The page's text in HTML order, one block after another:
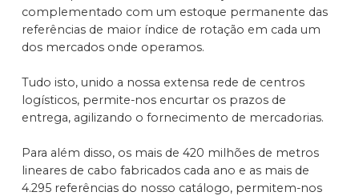
complementado com um estoque permanente das
referências de maior índice de rotação em cada um
dos mercados onde operamos.
Tudo isto, unido a nossa extensa rede de centros
logísticos, permite-nos encurtar os prazos de
entrega, agilizando o fornecimento de mercadorias.
Para além disso, os mais de 420 milhões de metros
lineares de cabo fabricados cada ano e as mais de
4.295 referências do nosso catálogo, permitem-nos